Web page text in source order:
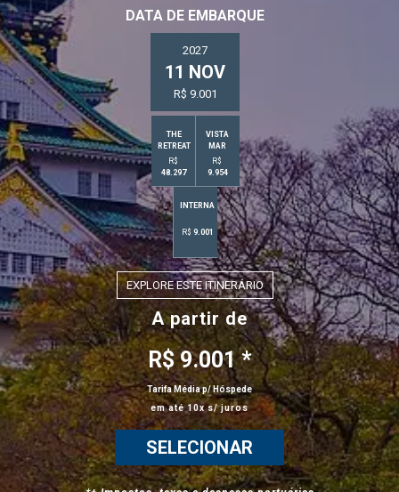
DATA DE EMBARQUE
2027
11 NOV
R$ 9.001
THE
RETREAT
R$
48.297
VISTA
MAR
R$
9.954
INTERNA
R$ 9.001
EXPLORE ESTE ITINERÁRIO
A partir de
R$ 9.001 *
Tarifa Média p/ Hóspede
em até 10x s/ juros
SELECIONAR